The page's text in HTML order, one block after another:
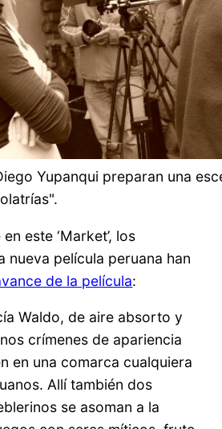
Yupanqui preparan una
este ‘Market’, los
nueva película peruana han
de la película:
Waldo, de aire absorto y
crímenes de apariencia
en una comarca cualquiera
Allí también dos
se asoman a la